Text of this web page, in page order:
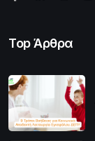
Top Άρθρα